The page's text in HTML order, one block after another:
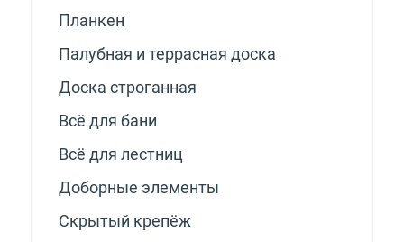
Планкен
Палубная и террасная доска
Доска строганная
Всё для бани
Всё для лестниц
Доборные элементы
Скрытый крепёж